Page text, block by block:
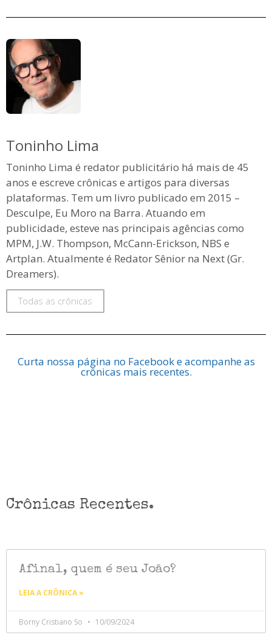
Toninho Lima
Toninho Lima é redator publicitário há mais de 45
anos e escreve crônicas e artigos para diversas
plataformas. Tem um livro publicado em 2015 –
Desculpe, Eu Moro na Barra. Atuando em
publicidade, esteve nas principais agências como
MPM, J.W. Thompson, McCann-Erickson, NBS e
Artplan. Atualmente é Redator Sênior na Next (Gr.
Dreamers).
Todas as crônicas
Curta nossa página no Facebook e acompanhe as
crônicas mais recentes.
Crônicas Recentes.
Afinal, quem é seu João?
LEIA A CRÔNICA »
Borny Cristiano So 10/09/2024